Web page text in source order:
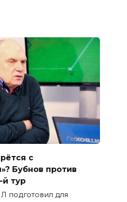
с
Бубнов против
й тур
подготовил для